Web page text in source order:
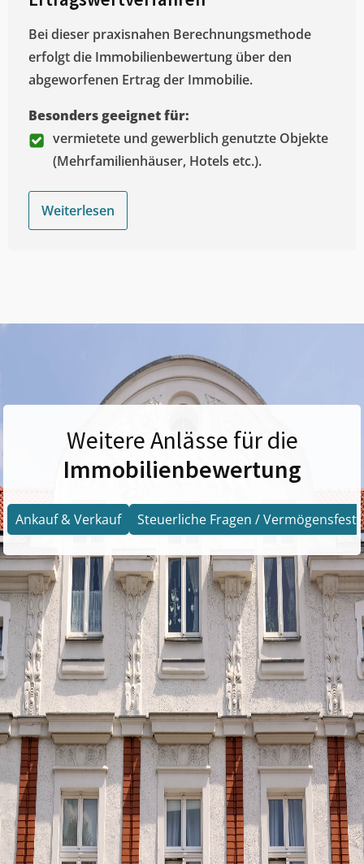
Bei dieser praxisnahen Berechnungsmethode
erfolgt die Immobilienbewertung über den
abgeworfenen Ertrag der Immobilie.
Besonders geeignet für:
vermietete und gewerblich genutzte Objekte
(Mehrfamilienhäuser, Hotels etc.).
Weiterlesen
Weitere Anlässe für die
Immobilienbewertung
Ankauf & Verkauf Steuerliche Fragen /